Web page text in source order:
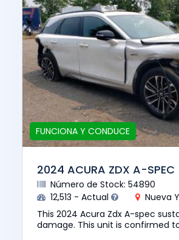
FUNCIONA Y CONDUCE
2024 ACURA ZDX A-SPEC
Número de Stock: 54890
12,513 - Actual
Nueva
This 2024 Acura Zdx A-spec
damage. This unit is confirmed